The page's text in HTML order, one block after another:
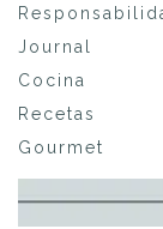
Journal
Cocina
Recetas
Gourmet